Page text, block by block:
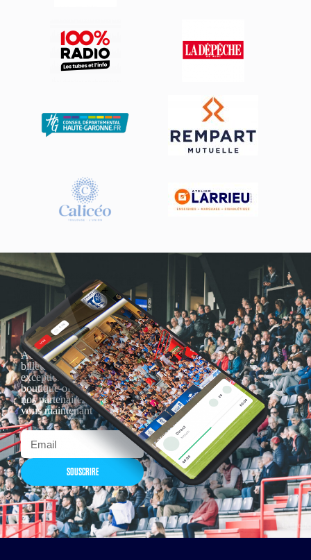
Actualités, nouveautés,
billetterie, remises
exceptionnelles dans la
boutique officielles & chez
nos partenaires… Inscrivez-
vous maintenant
SOUSCRIRE